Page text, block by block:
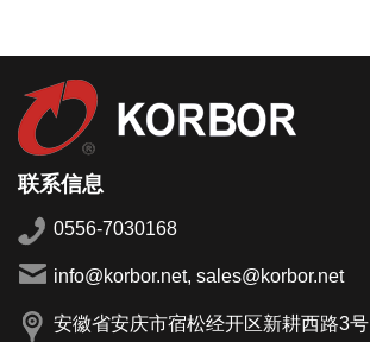
联系信息
0556-7030168
info@korbor.net, sales@korbor.net
安徽省安庆市宿松经开区新耕西路3号